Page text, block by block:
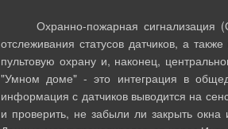
Охранно-пожарная сигнализация
отслеживания статусов датчиков, а
пультовую охрану и, наконец,
"Умном доме" - это интеграция в
информация с датчиков выводится на
и проверить, не забыли ли закрыть